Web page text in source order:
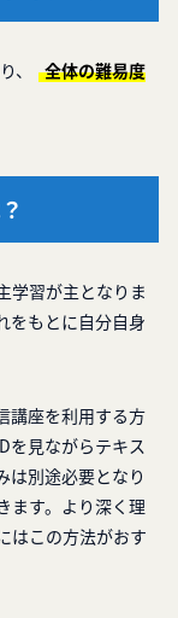
、
全体の難易度
学習が主となりま
をもとに自分自身
講座を利用する方
を見ながらテキス
は別途必要となり
ます。より深く理
はこの方法がおす